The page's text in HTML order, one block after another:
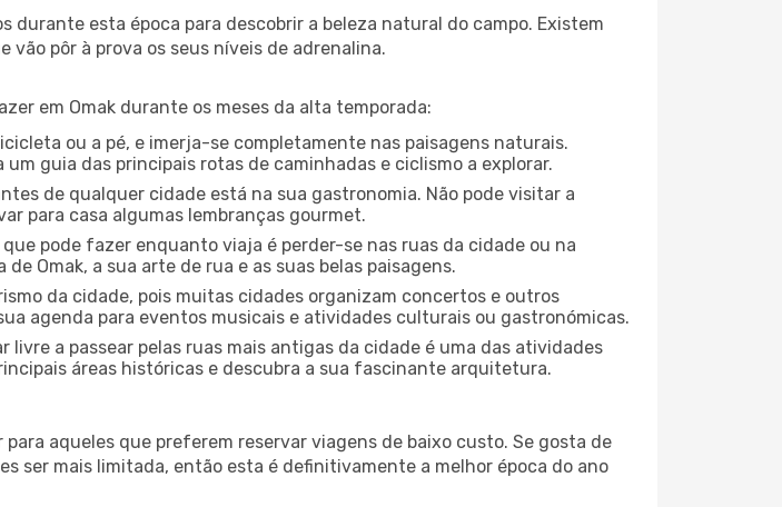
esta época para descobrir a beleza natural do campo. Existem
vão pôr à prova os seus níveis de adrenalina.
em Omak durante os meses da alta temporada:
ou a pé, e imerja-se completamente nas paisagens naturais.
guia das principais rotas de caminhadas e ciclismo a explorar.
de qualquer cidade está na sua gastronomia. Não pode visitar a
para casa algumas lembranças gourmet.
pode fazer enquanto viaja é perder-se nas ruas da cidade ou na
Omak, a sua arte de rua e as suas belas paisagens.
da cidade, pois muitas cidades organizam concertos e outros
agenda para eventos musicais e atividades culturais ou gastronómicas.
livre a passear pelas ruas mais antigas da cidade é uma das atividades
áreas históricas e descubra a sua fascinante arquitetura.
aqueles que preferem reservar viagens de baixo custo. Se gosta de
ser mais limitada, então esta é definitivamente a melhor época do ano